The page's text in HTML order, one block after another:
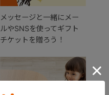
メッセージと一緒にメー
ルやSNSを使ってギフト
チケットを贈ろう！